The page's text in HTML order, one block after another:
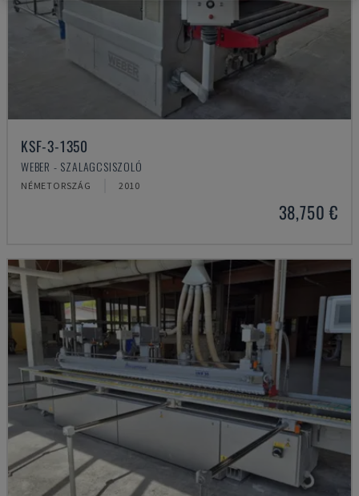
KSF-3-1350
WEBER - SZALAGCSISZOLÓ
NÉMETORSZÁG 2010
38,750 €